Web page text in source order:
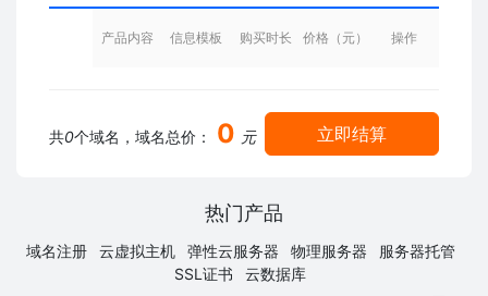
产品内容 信息模板 购买时长 价格（元） 操作
共0个域名，域名总价： 0 元 立即结算
热门产品
域名注册 云虚拟主机 弹性云服务器 物理服务器
服务器托管
SSL证书
云数据库